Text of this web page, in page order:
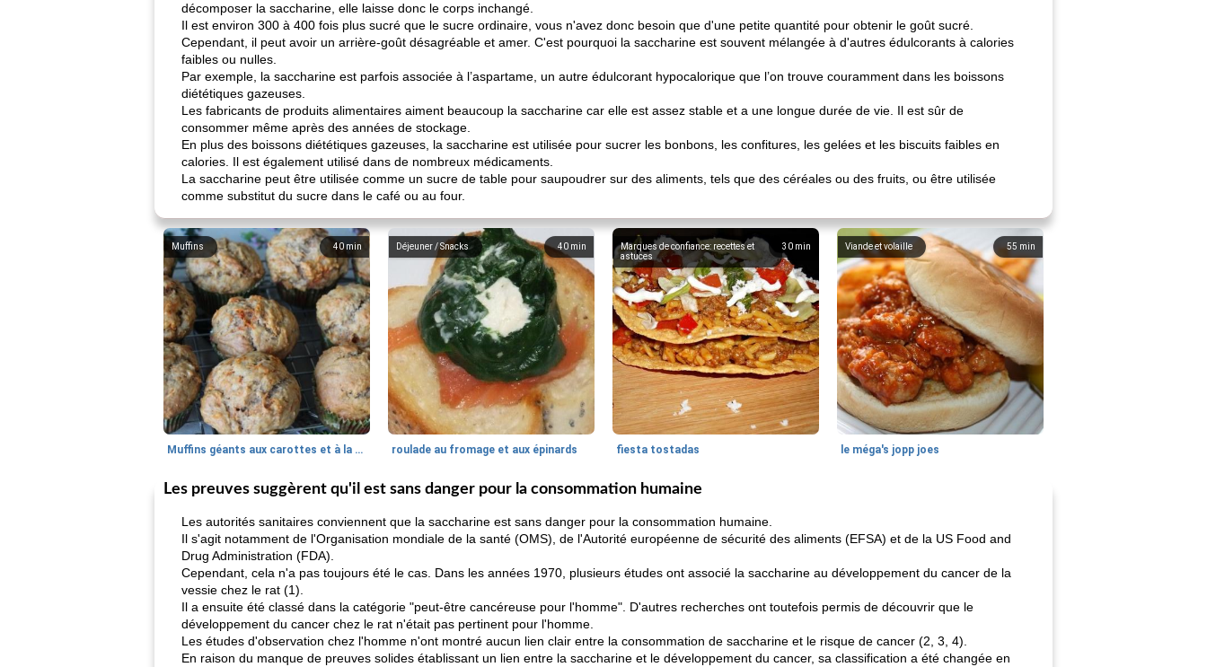
décomposer la saccharine, elle laisse donc le corps inchangé.
Il est environ 300 à 400 fois plus sucré que le sucre ordinaire, vous n'avez donc besoin que d'une petite quantité pour obtenir le goût sucré.
Cependant, il peut avoir un arrière-goût désagréable et amer. C'est pourquoi la saccharine est souvent mélangée à d'autres édulcorants à calories
faibles ou nulles.
Par exemple, la saccharine est parfois associée à l’aspartame, un autre édulcorant hypocalorique que l’on trouve couramment dans les boissons
diététiques gazeuses.
Les fabricants de produits alimentaires aiment beaucoup la saccharine car elle est assez stable et a une longue durée de vie. Il est sûr de
consommer même après des années de stockage.
En plus des boissons diététiques gazeuses, la saccharine est utilisée pour sucrer les bonbons, les confitures, les gelées et les biscuits faibles en
calories. Il est également utilisé dans de nombreux médicaments.
La saccharine peut être utilisée comme un sucre de table pour saupoudrer sur des aliments, tels que des céréales ou des fruits, ou être utilisée
comme substitut du sucre dans le café ou au four.
40 min
Muffins
Muffins géants aux carottes et à la banane de Nif
40 min
Déjeuner / Snacks
roulade au fromage et aux épinards
30 min
Marques de confiance: recettes et
astuces
fiesta tostadas
55 min
Viande et volaille
le méga's jopp joes
Les preuves suggèrent qu'il est sans danger pour la consommation humaine
Les autorités sanitaires conviennent que la saccharine est sans danger pour la consommation humaine.
Il s'agit notamment de l'Organisation mondiale de la santé (OMS), de l'Autorité européenne de sécurité des aliments (EFSA) et de la US Food and
Drug Administration (FDA).
Cependant, cela n'a pas toujours été le cas. Dans les années 1970, plusieurs études ont associé la saccharine au développement du cancer de la
vessie chez le rat (1).
Il a ensuite été classé dans la catégorie "peut-être cancéreuse pour l'homme". D'autres recherches ont toutefois permis de découvrir que le
développement du cancer chez le rat n'était pas pertinent pour l'homme.
Les études d'observation chez l'homme n'ont montré aucun lien clair entre la consommation de saccharine et le risque de cancer (2, 3, 4).
En raison du manque de preuves solides établissant un lien entre la saccharine et le développement du cancer, sa classification a été changée en